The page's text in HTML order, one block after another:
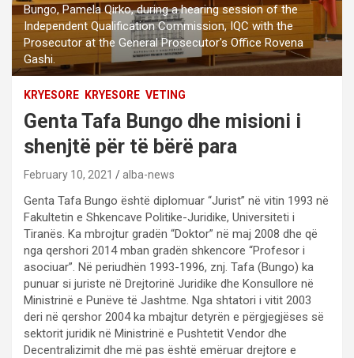
Bungo, Pamela Qirko, during a hearing session of the
Independent Qualification Commission, IQC with the
Prosecutor at the General Prosecutor's Office Rovena
Gashi.
KRYESORE KRYESORE VETING
Genta Tafa Bungo dhe misioni i
shenjtë për të bërë para
February 10, 2021 alba-news
Genta Tafa Bungo është diplomuar “Jurist” në vitin 1993 në
Fakultetin e Shkencave Politike-Juridike, Universiteti i
Tiranës. Ka mbrojtur gradën “Doktor” në maj 2008 dhe që
nga qershori 2014 mban gradën shkencore “Profesor i
asociuar”. Në periudhën 1993-1996, znj. Tafa (Bungo) ka
punuar si juriste në Drejtorinë Juridike dhe Konsullore në
Ministrinë e Punëve të Jashtme. Nga shtatori i vitit 2003
deri në qershor 2004 ka mbajtur detyrën e përgjegjëses së
sektorit juridik në Ministrinë e Pushtetit Vendor dhe
Decentralizimit dhe më pas është emëruar drejtore e